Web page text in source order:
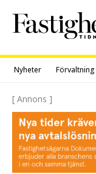
content
Nyheter Förvaltning
[ Annons ]